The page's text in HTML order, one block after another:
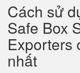
Cách sử
Safe Box
Exporters
nhất